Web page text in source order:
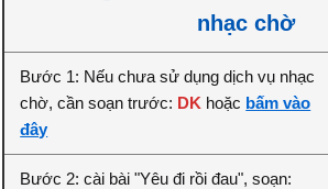
nhạc chờ
Bước 1: Nếu chưa sử dụng dịch vụ nhạc
chờ, cần soạn trước: DK hoặc bấm vào
đây
Bước 2: cài bài "Yêu đi rồi đau", soạn: